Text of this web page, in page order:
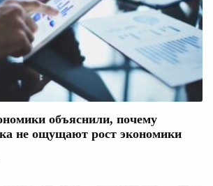
объяснили, почему
не ощущают рост экономики